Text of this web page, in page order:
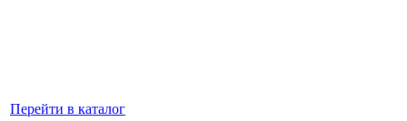
Перейти в каталог